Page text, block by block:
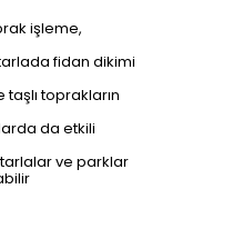
işleme,
fidan dikimi
taşlı toprakların
da etkili
ve parklar